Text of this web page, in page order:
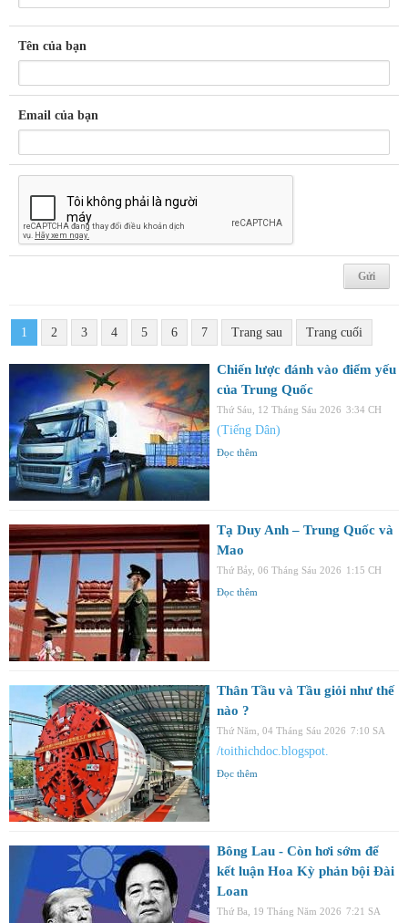
Tên của bạn
Email của bạn
1 2 3 4 5 6 7 Trang sau Trang cuối
Chiến lược đánh vào điểm yếu
của Trung Quốc
Thứ Sáu, 12 Tháng Sáu 2026 3:34 CH
(Tiếng Dân)
Đọc thêm
Tạ Duy Anh – Trung Quốc và
Mao
Thứ Bảy, 06 Tháng Sáu 2026 1:15 CH
Đọc thêm
Thân Tầu và Tầu giỏi như thế
nào ?
Thứ Năm, 04 Tháng Sáu 2026 7:10 SA
/toithichdoc.blogspot.
Đọc thêm
Bông Lau - Còn hơi sớm để
kết luận Hoa Kỳ phản bội Đài
Loan
Thứ Ba, 19 Tháng Năm 2026 7:21 SA